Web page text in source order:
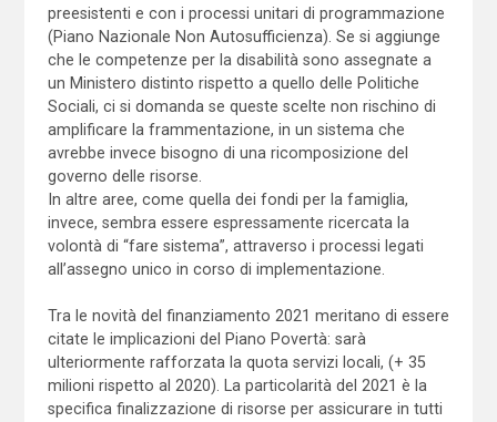
preesistenti e con i processi unitari di programmazione
(Piano Nazionale Non Autosufficienza). Se si aggiunge
che le competenze per la disabilità sono assegnate a
un Ministero distinto rispetto a quello delle Politiche
Sociali, ci si domanda se queste scelte non rischino di
amplificare la frammentazione, in un sistema che
avrebbe invece bisogno di una ricomposizione del
governo delle risorse.
In altre aree, come quella dei fondi per la famiglia,
invece, sembra essere espressamente ricercata la
volontà di “fare sistema”, attraverso i processi legati
all’assegno unico in corso di implementazione.
Tra le novità del finanziamento 2021 meritano di essere
citate le implicazioni del Piano Povertà: sarà
ulteriormente rafforzata la quota servizi locali, (+ 35
milioni rispetto al 2020). La particolarità del 2021 è la
specifica finalizzazione di risorse per assicurare in tutti